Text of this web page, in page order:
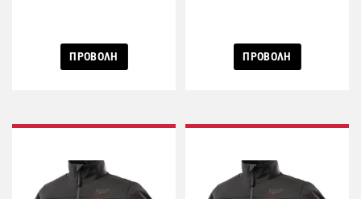
ΠΡΟΒΟΛΗ ΠΡΟΒΟΛΗ